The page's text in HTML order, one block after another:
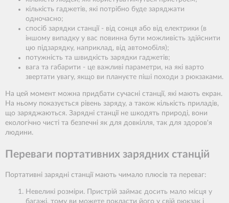
кількість гаджетів, які потрібно буде заряджати
одночасно;
спосіб зарядки станції - від сонця або від електрики (в
іншому випадку у вас повинна бути можливість здійснити
цю підзарядку, наприклад, від автомобіля);
потужність та швидкість зарядки гаджетів;
вага та габарити - це важливі параметри, на які варто
звертати увагу, якщо ви плануєте піші походи з рюкзаками.
На цей момент можна придбати сучасні станції, які мають екран.
На ньому показується рівень заряду, а також кількість приладів,
що заряджаються. Зарядні станції не шкодять природі, вони
екологічно чисті та безпечні як для довкілля, так для здоров'я
людини.
Переваги портативних зарядних станцій
Портативні зарядні станції мають чимало плюсів та переваг:
Невеликі розміри. Пристрій займає досить мало місця у
багажі, тому ви можете покласти його у свій рюкзак і